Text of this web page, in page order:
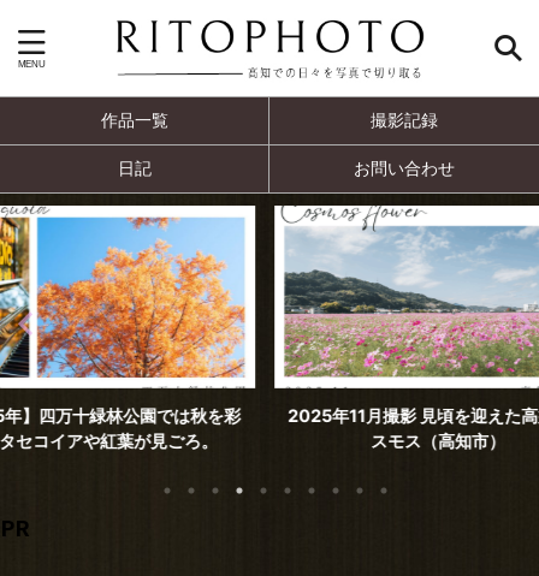
作品一覧 撮影記録
日記 お問い合わせ
秋を彩
ろ。
2025年11月撮影 見頃を迎えた高須のコ
スモス（高知市）
2025年
PR